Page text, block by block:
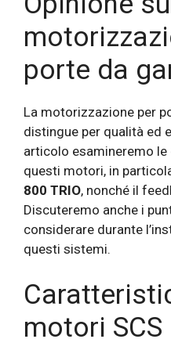
porte da
La motorizzazione per
distingue per qualità ed
articolo esamineremo
questi motori, in
800 TRIO, nonché il
Discuteremo anche i
considerare durante
questi sistemi.
motori SCS